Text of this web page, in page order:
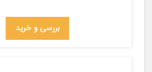
بررسی و خرید